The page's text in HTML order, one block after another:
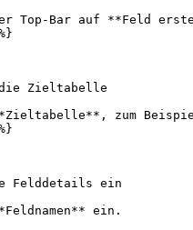
Top-Bar auf **Feld
die Zieltabelle
zum
Felddetails ein
ein.